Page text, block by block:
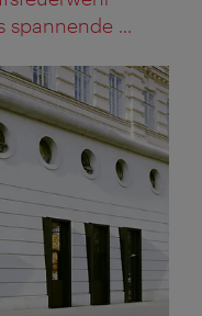
spannende ...